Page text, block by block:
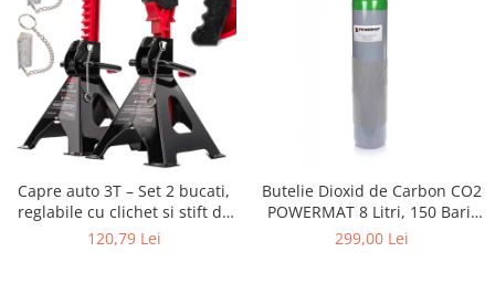
Capre auto 3T – Set 2 bucati,
reglabile cu clichet si stift de
siguranta
120,79 Lei
Butelie Dioxid de Carbon CO2
POWERMAT 8 Litri, 150 Bari,
Standard EN 1964-1, Tub
299,00 Lei